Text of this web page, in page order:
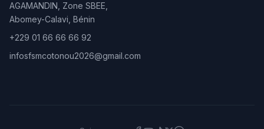
AGAMANDIN, Zone SBEE,
Abomey-Calavi, Bénin
+229 01 66 66 66 92
infosfsmcotonou2026@gmail.com